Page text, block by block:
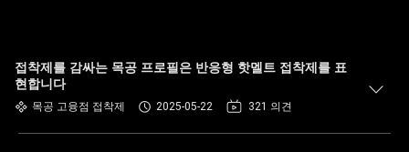
접착제를 감싸는 목공 프로필은 반응형 핫멜트 접착제를 표
현합니다
목공 고융점 접착제 2025-05-22 321 의견